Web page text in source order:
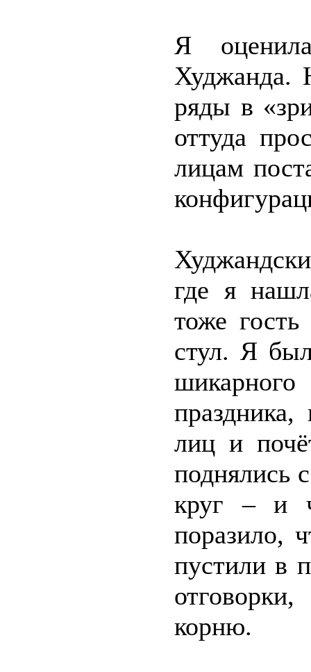
Я
Худжанда.
ряды в
оттуда
лицам
где я
тоже
стул. Я
лиц и
поднялись
круг – и
поразило,
пустили в
корню.